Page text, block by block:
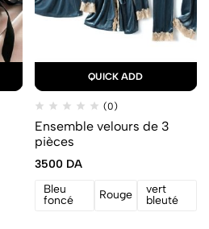
QUICK ADD
(0)
Ensemble velours de 3
pièces
3500 DA
Bleu
foncé
Rouge
vert
bleuté